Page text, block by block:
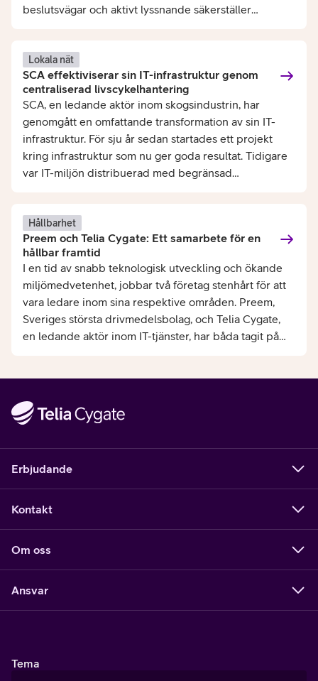
beslutsvägar och aktivt lyssnande säkerställer
Lokala nät
SCA effektiviserar sin IT-infrastruktur genom
centraliserad livscykelhantering
SCA, en ledande aktör inom skogsindustrin, har
genomgått en omfattande transformation av sin IT-
infrastruktur. För sju år sedan startades ett projekt
kring infrastruktur som nu ger goda resultat. Tidigare
var IT-miljön distribuerad med begränsad
spridning i val av utrustning och lösningar som i sin tur
skapade utmaningar kring livscykelhantering och
omsättning av äldre nätverkshårdvara.
Hållbarhet
Preem och Telia Cygate: Ett samarbete för en
hållbar framtid
I en tid av snabb teknologisk utveckling och ökande
miljömedvetenhet, jobbar två företag stenhårt för att
vara ledare inom sina respektive områden. Preem,
Sveriges största drivmedelsbolag, och Telia Cygate,
en ledande aktör inom IT-tjänster, har båda tagit på
Erbjudande
Kontakt
Om oss
Ansvar
Tema